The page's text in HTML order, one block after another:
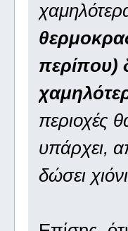
περίπου)
περιοχές
υπάρχει,
δώσει